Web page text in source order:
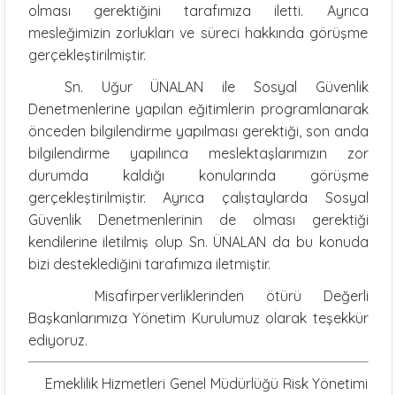
olması gerektiğini tarafımıza iletti. Ayrıca
mesleğimizin zorlukları ve süreci hakkında görüşme
gerçekleştirilmiştir.
Sn. Uğur ÜNALAN ile Sosyal Güvenlik
Denetmenlerine yapılan eğitimlerin programlanarak
önceden bilgilendirme yapılması gerektiği, son anda
bilgilendirme yapılınca meslektaşlarımızın zor
durumda kaldığı konularında görüşme
gerçekleştirilmiştir. Ayrıca çalıştaylarda Sosyal
Güvenlik Denetmenlerinin de olması gerektiği
kendilerine iletilmiş olup Sn. ÜNALAN da bu konuda
bizi desteklediğini tarafımıza iletmiştir.
Misafirperverliklerinden ötürü Değerli
Başkanlarımıza Yönetim Kurulumuz olarak teşekkür
ediyoruz.
Emeklilik Hizmetleri Genel Müdürlüğü Risk Yönetimi